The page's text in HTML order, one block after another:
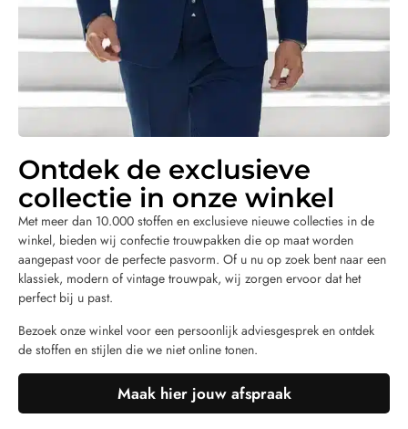
Ontdek de exclusieve
collectie in onze winkel
Met meer dan 10.000 stoffen en exclusieve nieuwe collecties in de
winkel, bieden wij confectie trouwpakken die op maat worden
aangepast voor de perfecte pasvorm. Of u nu op zoek bent naar een
klassiek, modern of vintage trouwpak, wij zorgen ervoor dat het
perfect bij u past.
Bezoek onze winkel voor een persoonlijk adviesgesprek en ontdek
de stoffen en stijlen die we niet online tonen.
Maak hier jouw afspraak